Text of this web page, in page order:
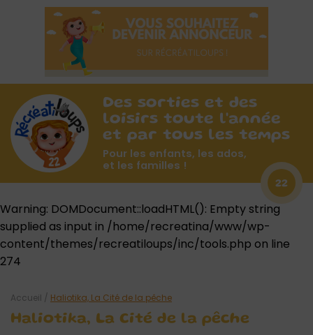
Des sorties et des
loisirs toute l'année
et par tous les temps
Pour les enfants, les ados,
et les familles !
22
Warning: DOMDocument::loadHTML(): Empty string
supplied as input in /home/recreatina/www/wp-
content/themes/recreatiloups/inc/tools.php on line
274
Haliotika, La Cité de la pêche
Accueil / Haliotika, La Cité de la pêche